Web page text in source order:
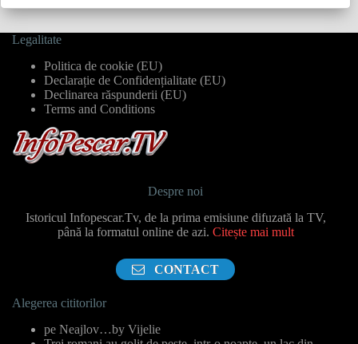
Legalitate
Politica de cookie (EU)
Declarație de Confidențialitate (EU)
Declinarea răspunderii (EU)
Terms and Conditions
Despre noi
Istoricul Infopescar.Tv, de la prima emisiune difuzată la TV,
până la formatul online de azi. Citește mai mult
CONTACT
Alegerea cititorilor
pe Neajlov…by Vijelie